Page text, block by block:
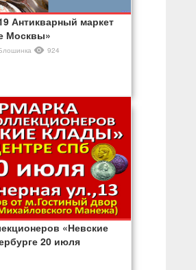
Антикварный маркет
Москвы»
924
«Невские
20 июля